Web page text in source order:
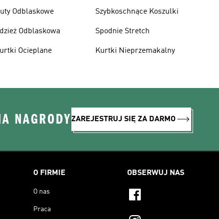
Odblaskowe
Odblaskowa
Ocieplane
Szybkoschnące Koszulki
Spodnie Stretch
Kurtki Nieprzemakalny
NAGRODYZAREJESTRUJ SIĘ ZA DARMO
O FIRMIE
O nas
Praca
OBSERWUJ NAS